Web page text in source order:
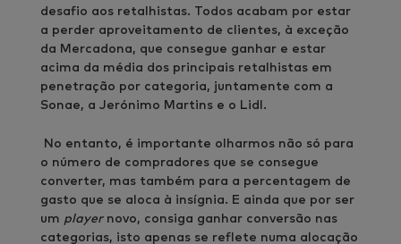
desafio aos retalhistas. Todos acabam por estar
a perder aproveitamento de clientes, à exceção
da Mercadona, que consegue ganhar e estar
acima da média dos principais retalhistas em
penetração por categoria, juntamente com a
Sonae, a Jerónimo Martins e o Lidl.
No entanto, é importante olharmos não só para
o número de compradores que se consegue
converter, mas também para a percentagem de
gasto que se aloca à insígnia. E ainda que por ser
um playernovo, consiga ganhar conversão nas
categorias, isto apenas se reflete numa alocação